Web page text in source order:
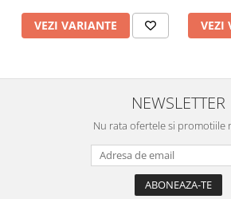
VEZI VARIANTE VEZI
NEWSLETTER
Nu rata ofertele si promotiile